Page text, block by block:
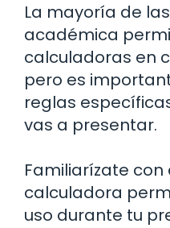
La mayoría de
académica
calculadoras en
pero es
reglas
vas a presentar.
Familiarízate con
calculadora
uso durante tu